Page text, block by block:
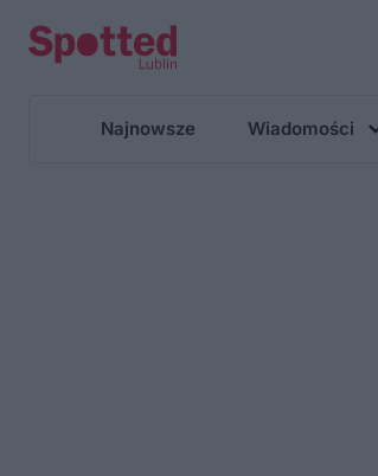
Najnowsze Wiadomości